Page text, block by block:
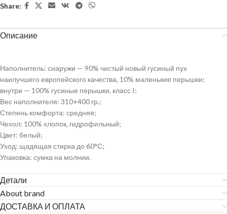
Share:
Описание
Наполнитель: снаружи — 90% чистый новый гусиный пух
наилучшего европейского качества, 10% маленькие перышки;
внутри — 100% гусиные перышки, класс I;
Вес наполнителя: 310+400 гр.;
Степень комфорта: средняя;
Чехол: 100% хлопок, гидрофильный;
Цвет: белый;
Уход: щадящая стирка до 60°С;
Упаковка: сумка на молнии.
Детали
About brand
ДОСТАВКА И ОПЛАТА